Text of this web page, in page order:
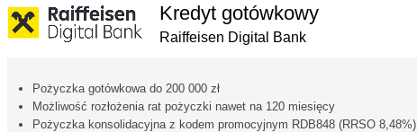
Kredyt gotówkowy
Raiffeisen Digital Bank
Pożyczka gotówkowa do 200 000 zł
Możliwość rozłożenia rat pożyczki nawet na 120 miesięcy
Pożyczka konsolidacyjna z kodem promocyjnym RDB848 (RRSO 8,48%)